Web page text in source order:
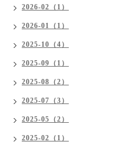
2026-02（1）
2026-01（1）
2025-10（4）
2025-09（1）
2025-08（2）
2025-07（3）
2025-05（2）
2025-02（1）